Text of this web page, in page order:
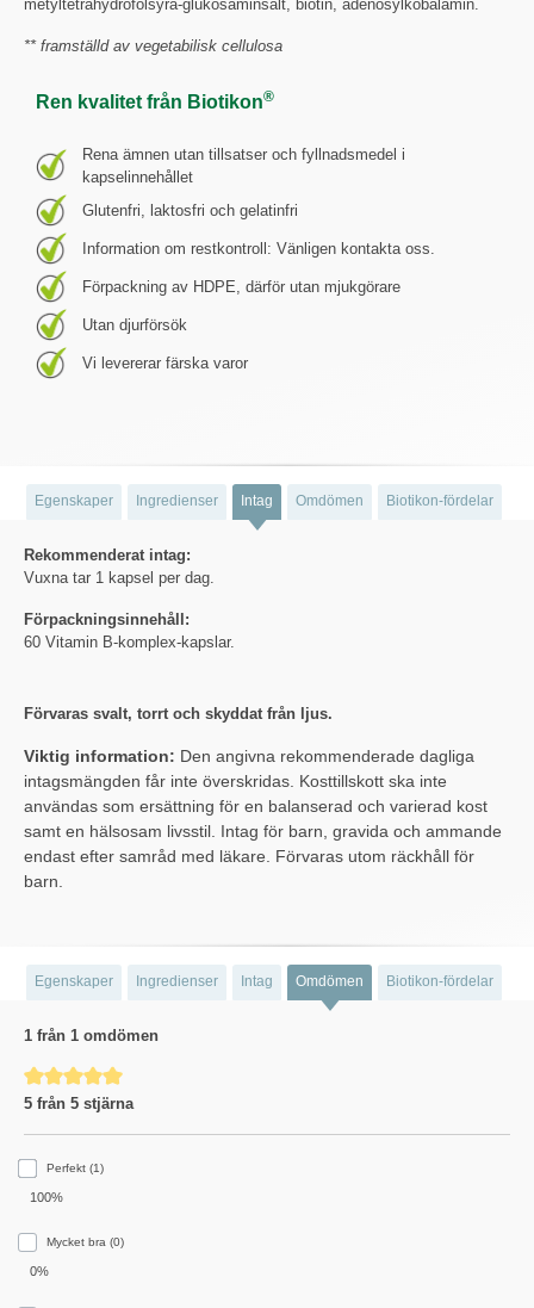
metyltetrahydrofolsyra-glukosaminsalt, biotin, adenosylkobalamin.
** framställd av vegetabilisk cellulosa
Ren kvalitet från Biotikon®
Rena ämnen utan tillsatser och fyllnadsmedel i
kapselinnehållet
Glutenfri, laktosfri och gelatinfri
Information om restkontroll: Vänligen kontakta oss.
Förpackning av HDPE, därför utan mjukgörare
Utan djurförsök
Vi levererar färska varor
Egenskaper Ingredienser Intag Omdömen Biotikon-fördelar
Rekommenderat intag:
Vuxna tar 1 kapsel per dag.
Förpackningsinnehåll:
60 Vitamin B-komplex-kapslar.
Förvaras svalt, torrt och skyddat från ljus.
Viktig information: Den angivna rekommenderade dagliga
intagsmängden får inte överskridas. Kosttillskott ska inte
användas som ersättning för en balanserad och varierad kost
samt en hälsosam livsstil. Intag för barn, gravida och ammande
endast efter samråd med läkare. Förvaras utom räckhåll för
barn.
Egenskaper Ingredienser Intag Omdömen Biotikon-fördelar
1 från 1 omdömen
Genomsnittligt betyg på 5 av 5 stjärnor
5 från 5 stjärna
Perfekt (1)
100%
Mycket bra (0)
0%